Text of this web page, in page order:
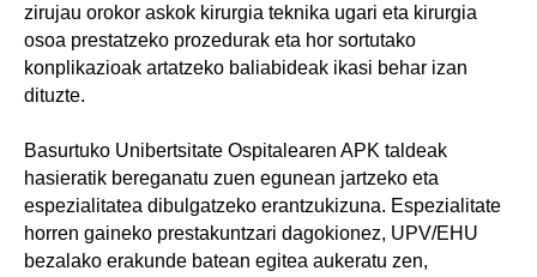
zirujau orokor askok kirurgia teknika ugari eta kirurgia
osoa prestatzeko prozedurak eta hor sortutako
konplikazioak artatzeko baliabideak ikasi behar izan
dituzte.
Basurtuko Unibertsitate Ospitalearen APK taldeak
hasieratik bereganatu zuen egunean jartzeko eta
espezialitatea dibulgatzeko erantzukizuna. Espezialitate
horren gaineko prestakuntzari dagokionez, UPV/EHU
bezalako erakunde batean egitea aukeratu zen,